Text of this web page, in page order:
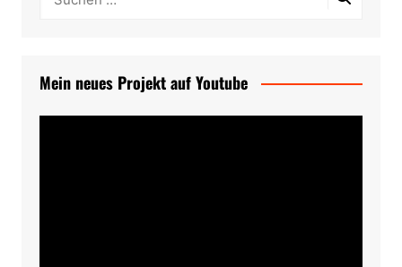
Mein neues Projekt auf Youtube